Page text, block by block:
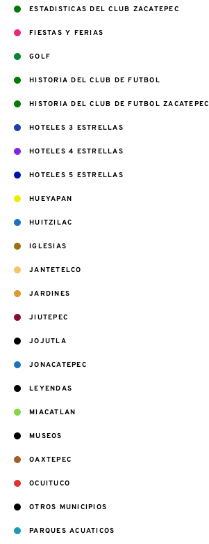
ESTADISTICAS DEL CLUB ZACATEPEC
FIESTAS Y FERIAS
GOLF
HISTORIA DEL CLUB DE FUTBOL
HISTORIA DEL CLUB DE FUTBOL ZACATEPEC
HOTELES 3 ESTRELLAS
HOTELES 4 ESTRELLAS
HOTELES 5 ESTRELLAS
HUEYAPAN
HUITZILAC
IGLESIAS
JANTETELCO
JARDINES
JIUTEPEC
JOJUTLA
JONACATEPEC
LEYENDAS
MIACATLAN
MUSEOS
OAXTEPEC
OCUITUCO
OTROS MUNICIPIOS
PARQUES ACUATICOS